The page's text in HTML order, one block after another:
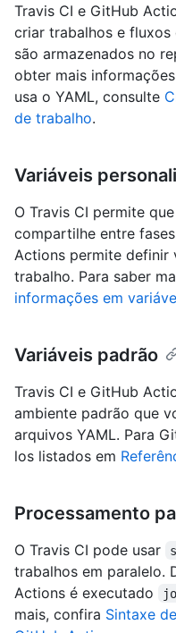
Travis CI e GitHub
criar trabalhos e fluxos
são armazenados no
obter mais
usa o YAML, consulte
de trabalho.
Variáveis
O Travis CI permite
compartilhe entre
Actions permite definir
trabalho. Para saber
informações em
Variáveis padrão
Travis CI e GitHub
ambiente padrão que
arquivos YAML. Para
los listados em
Processamento
O Travis CI pode usar
trabalhos em paralelo.
Actions é executado
mais, confira Sintaxe